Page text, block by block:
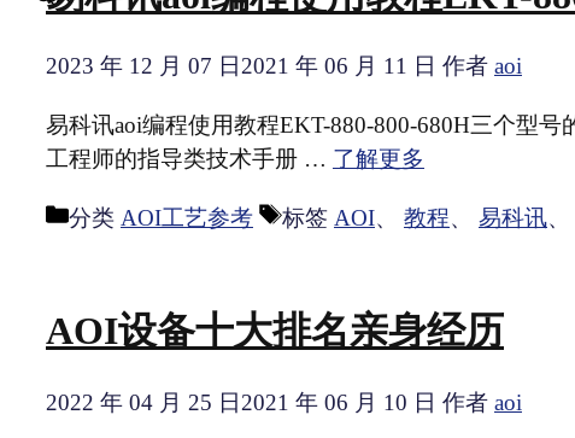
2023 年 12 月 07 日2021 年 06 月 11 日 作者 aoi
易科讯aoi编程使用教程EKT-880-800-680H三个型
工程师的指导类技术手册 … 了解更多
分类 AOI工艺参考 标签 AOI、 教程、 易科讯、
AOI设备十大排名亲身经历
2022 年 04 月 25 日2021 年 06 月 10 日 作者 aoi